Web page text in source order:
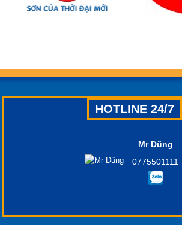
HOTLINE 24/7
Mr Dũng
0775501111